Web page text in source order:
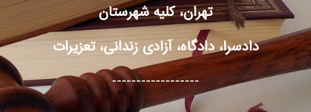
تهران، کلیه شهرستان
دادسرا، دادگاه، آزادی زندانی، تعزیرات
------------------